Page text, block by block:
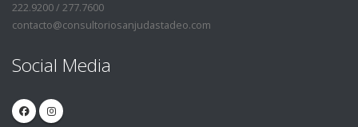
222.9200 / 277.7600
contacto@consultoriosanjudastadeo.com
Social Media